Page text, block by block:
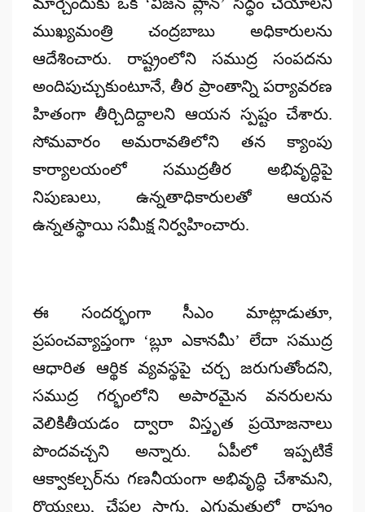
ముఖ్యమంత్రి చంద్రబాబు అధికారులను
ఆదేశించారు. రాష్ట్రంలోని సముద్ర సంపదను
అందిపుచ్చుకుంటూనే, తీర ప్రాంతాన్ని పర్యావరణ
హితంగా తీర్చిదిద్దాలని ఆయన స్పష్టం చేశారు.
సోమవారం అమరావతిలోని తన క్యాంపు
కార్యాలయంలో సముద్రతీర అభివృద్ధిపై
నిపుణులు, ఉన్నతాధికారులతో ఆయన
ఉన్నతస్థాయి సమీక్ష నిర్వహించారు.
ఈ సందర్భంగా సీఎం మాట్లాడుతూ,
ప్రపంచవ్యాప్తంగా ‘బ్లూ ఎకానమీ’ లేదా సముద్ర
ఆధారిత ఆర్థిక వ్యవస్థపై చర్చ జరుగుతోందని,
సముద్ర గర్భంలోని అపారమైన వనరులను
వెలికితీయడం ద్వారా విస్తృత ప్రయోజనాలు
పొందవచ్చని అన్నారు. ఏపీలో ఇప్పటికే
ఆక్వాకల్చర్‌ను గణనీయంగా అభివృద్ధి చేశామని,
రొయ్యలు, చేపల సాగు, ఎగుమతుల్లో రాష్ట్రం